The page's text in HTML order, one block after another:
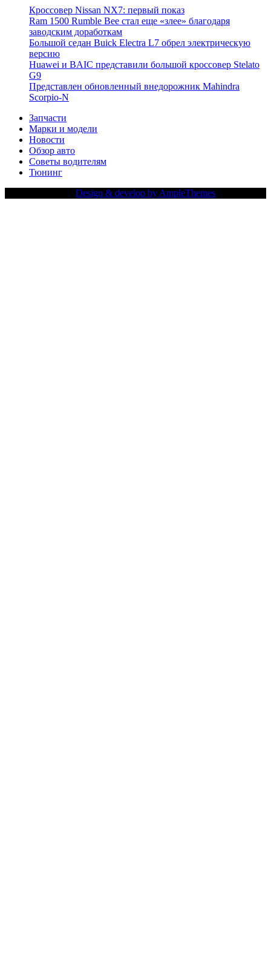
Кроссовер Nissan NX7: первый показ
Ram 1500 Rumble Bee стал еще «злее» благодаря
заводским доработкам
Большой седан Buick Electra L7 обрел электрическую
версию
Huawei и BAIC представили большой кроссовер Stelato
G9
Представлен обновленный внедорожник Mahindra
Scorpio-N
Запчасти
Марки и модели
Новости
Обзор авто
Советы водителям
Тюнинг
Design & develop by AmpleThemes